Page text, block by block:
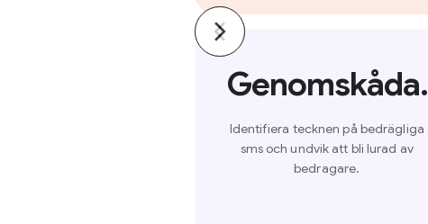
Genomskåda.
Identifiera tecknen på bedrägliga
sms och undvik att bli lurad av
bedragare.